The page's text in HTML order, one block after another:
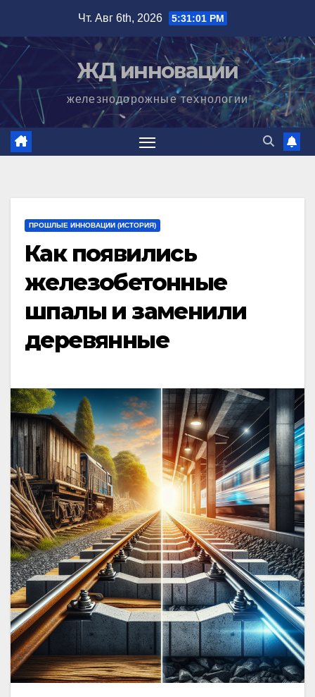
содержимому
Чт. Авг 6th, 2026 5:31:02 PM
ЖД инновации
железнодорожные технологии
ПРОШЛЫЕ ИННОВАЦИИ (ИСТОРИЯ)
Как появились
железобетонные
шпалы и заменили
деревянные